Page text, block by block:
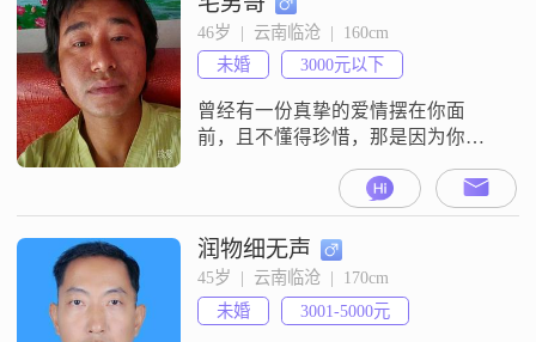
得家庭是非常重要的，所以会尽量
把更多的时间和精力放在家庭上
##3002##在生活中，我比较勤俭节
约，
46岁  |  云南临沧  |  160cm
未婚
3000元以下
曾经有一份真挚的爱情摆在你面
前，且不懂得珍惜，那是因为你年
轻、傲慢、和无知，如今后悔之晚
矣，时光不能倒回，人生不能从
来，往事如梦而去，但能让你更加
懂得珍惜现在与未来。天若有缘愿
得一人心，守护到天荒地老，海枯
石烂
润物细无声
45岁  |  云南临沧  |  170cm
未婚
3001-5000元